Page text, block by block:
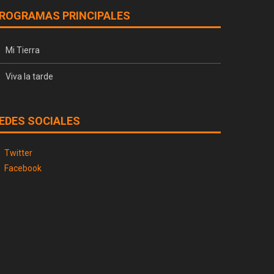
PRINCIPALES
Mi Tierra
Viva la tarde
SOCIALES
Twitter
Facebook